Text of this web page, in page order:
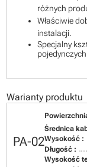
różnych
Właściwie
instalacji.
Specjalny
Warianty produktu
PA-02
Średnica
Wysokość :
Długość :
Wysokość